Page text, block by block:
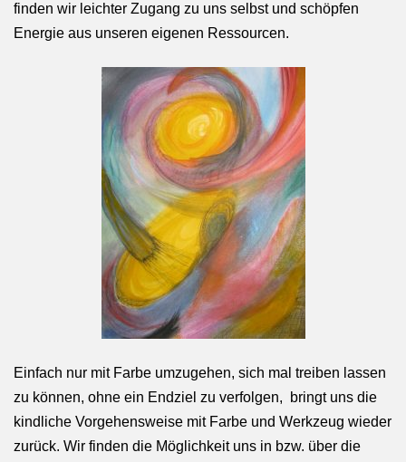
finden wir leichter Zugang zu uns selbst und schöpfen
Energie aus unseren eigenen Ressourcen.
Einfach nur mit Farbe umzugehen, sich mal treiben lassen
zu können, ohne ein Endziel zu verfolgen, bringt uns die
kindliche Vorgehensweise mit Farbe und Werkzeug wieder
zurück. Wir finden die Möglichkeit uns in bzw. über die